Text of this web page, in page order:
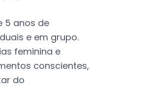
5 anos de
e em grupo.
feminina e
conscientes,
do